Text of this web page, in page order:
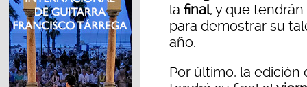
la final, y que tendrán
para demostrar su
año.
Por último, la